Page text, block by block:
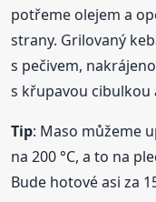
potřeme olejem a
strany. Grilovaný
s pečivem,
s křupavou cibulkou
Tip: Maso můžeme
na 200 °C, a to na
Bude hotové asi za